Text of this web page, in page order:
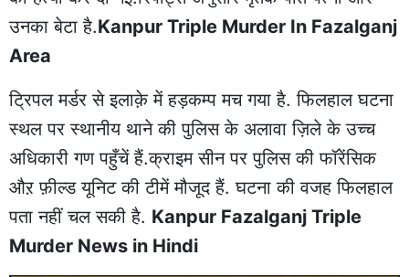
उनका बेटा है.Kanpur Triple Murder In Fazalganj
Area
ट्रिपल मर्डर से इलाक़े में हड़कम्प मच गया है. फिलहाल घटना
स्थल पर स्थानीय थाने की पुलिस के अलावा ज़िले के उच्च
अधिकारी गण पहुँचें हैं.क्राइम सीन पर पुलिस की फॉरेंसिक
औऱ फ़ील्ड यूनिट की टीमें मौजूद हैं. घटना की वजह फिलहाल
पता नहीं चल सकी है. Kanpur Fazalganj Triple
Murder News in Hindi